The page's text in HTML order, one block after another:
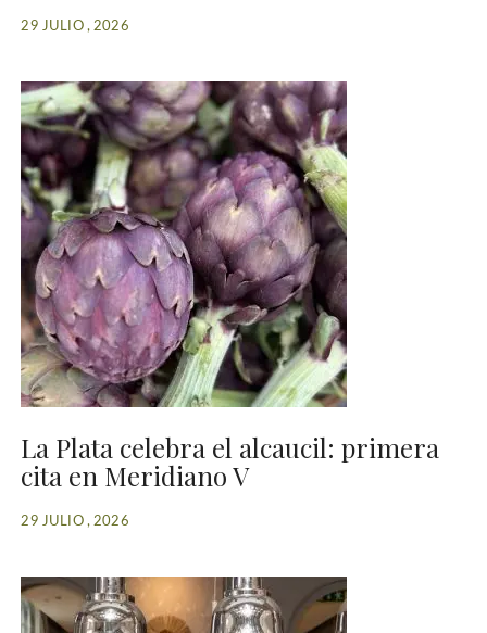
29 JULIO , 2026
La Plata celebra el alcaucil: primera
cita en Meridiano V
29 JULIO , 2026